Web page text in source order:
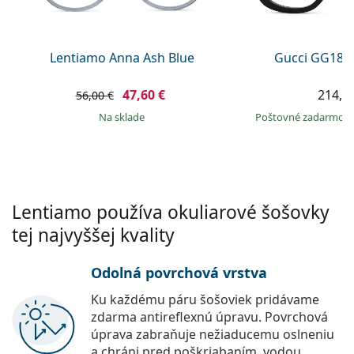
Persol
Lentiamo Anna Ash Blue
56,00 € 47,60 €
na sklade
Gucci
Poštovné zadarmo
Lentiamo používa okuliarové šošovky
tej najvyššej kvality
Odolná povrchová vrstva
Ku každému páru šošoviek pridávame
zdarma antireflexnú úpravu. Povrchová
úprava zabraňuje nežiaducemu oslneniu